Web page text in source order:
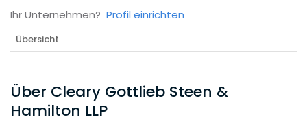
Ihr Unternehmen? Profil einrichten
Übersicht
Über Cleary Gottlieb Steen &
Hamilton LLP